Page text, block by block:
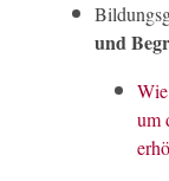
und
um